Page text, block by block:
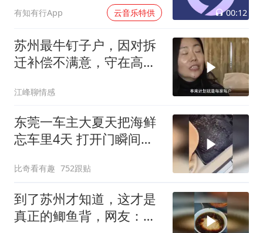
有知有行App 云音乐特供 00:12
苏州最牛钉子户，因对拆
迁补偿不满意，守在高速
江峰聊情感
东莞一车主大夏天把海鲜
忘车里4天 打开门瞬间洗
比奇看有趣 752跟贴
到了苏州才知道，这才是
真正的鲫鱼背，网友：阳